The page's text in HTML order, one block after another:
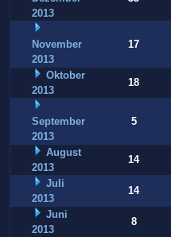
2013
November
2013
17
Oktober
2013
18
September
2013
5
August
2013
14
Juli
2013
14
Juni
2013
8